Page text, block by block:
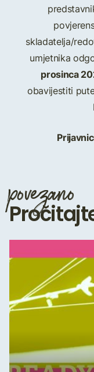
skladatelja/
umjetnika
prosinca
obavijestiti
povezano